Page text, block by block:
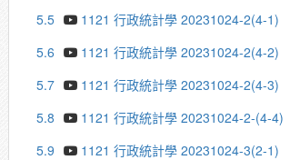
5.5
1121 行政統計學 20231024-2(4-1)
5.6
1121 行政統計學 20231024-2(4-2)
5.7
1121 行政統計學 20231024-2(4-3)
5.8
1121 行政統計學 20231024-2-(4-4)
5.9
1121 行政統計學 20231024-3(2-1)